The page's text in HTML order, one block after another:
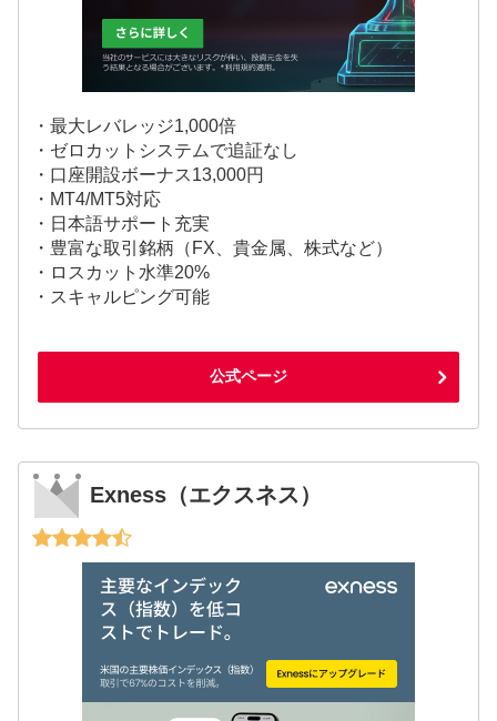
・最大レバレッジ1,000倍
・ゼロカットシステムで追証なし
・口座開設ボーナス13,000円
・MT4/MT5対応
・日本語サポート充実
・豊富な取引銘柄（FX、貴金属、株式など）
・ロスカット水準20%
・スキャルピング可能
公式ページ
Exness（エクスネス）